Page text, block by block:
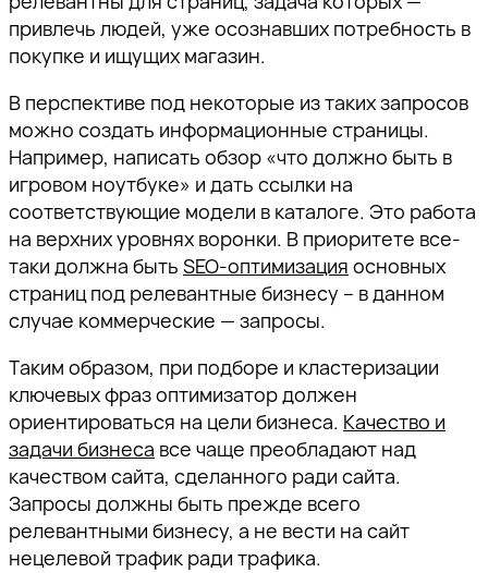
привлечь людей, уже осознавших потребность в
покупке и ищущих магазин.
В перспективе под некоторые из таких запросов
можно создать информационные страницы.
Например, написать обзор «что должно быть в
игровом ноутбуке» и дать ссылки на
соответствующие модели в каталоге. Это работа
на верхних уровнях воронки. В приоритете все-
таки должна быть SEO-оптимизация основных
страниц под релевантные бизнесу – в данном
случае коммерческие — запросы.
Таким образом, при подборе и кластеризации
ключевых фраз оптимизатор должен
ориентироваться на цели бизнеса. Качество и
задачи бизнеса все чаще преобладают над
качеством сайта, сделанного ради сайта.
Запросы должны быть прежде всего
релевантными бизнесу, а не вести на сайт
нецелевой трафик ради трафика.